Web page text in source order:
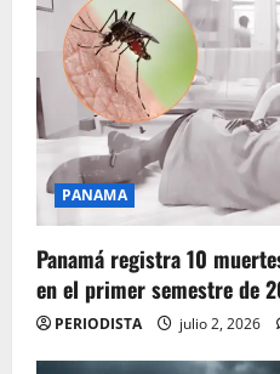
PANAMA
Panamá registra 10
en el primer semestre de
PERIODISTA julio 2, 2026